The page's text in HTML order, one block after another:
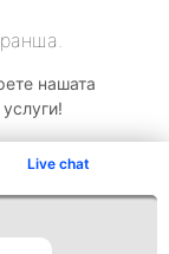
Live chat
нашата